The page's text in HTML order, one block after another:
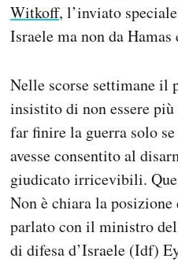
Witkoff, l’inviato
Israele ma non da
Nelle scorse settimane il
insistito di non essere
far finire la guerra solo
avesse consentito al
giudicato irricevibili.
Non è chiara la
parlato con il ministro
di difesa d’Israele (Idf)